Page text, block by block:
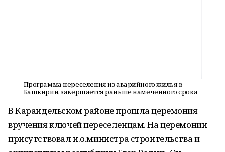
Программа переселения из аварийного жилья в
Башкирии, завершается раньше намеченного срока
В Караидельском районе прошла церемония
вручения ключей переселенцам. На церемонии
присутствовал и.о.министра строительства и